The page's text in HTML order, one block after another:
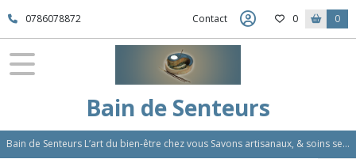
0786078872 Contact 0 0
Bain de Senteurs
Bain de Senteurs L’art du bien-être chez vous Savons artisanaux, & soins sensoriels, Aromathérapie et Parfums d'Ambiance,Soin Des Cheveux